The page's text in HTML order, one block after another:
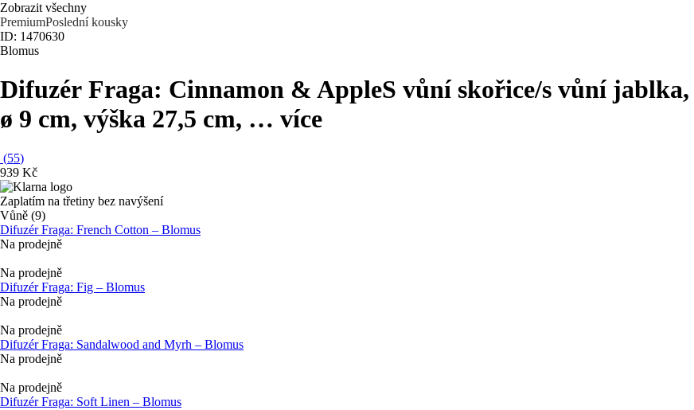
Zobrazit všechny
PremiumPoslední kousky
ID: 1470630
Blomus
Difuzér Fraga: Cinnamon & AppleS vůní skořice/s vůní
ø 9 cm, výška 27,5 cm, … více
(55)
939 Kč
Zaplatím na třetiny bez navýšení
Vůně (9)
Difuzér Fraga: French Cotton – Blomus
Na prodejně
Na prodejně
Difuzér Fraga: Fig – Blomus
Na prodejně
Na prodejně
Difuzér Fraga: Sandalwood and Myrh – Blomus
Na prodejně
Na prodejně
Difuzér Fraga: Soft Linen – Blomus